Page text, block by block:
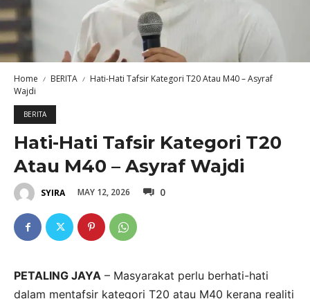
Home BERITA
Hati-Hati Tafsir Kategori T20 Atau M40 – Asyraf
Wajdi
BERITA
Hati-Hati Tafsir Kategori T20
Atau M40 – Asyraf Wajdi
SYIRA MAY 12, 2026 0
PETALING JAYA – Masyarakat perlu berhati-hati
dalam mentafsir kategori T20 atau M40 kerana realiti